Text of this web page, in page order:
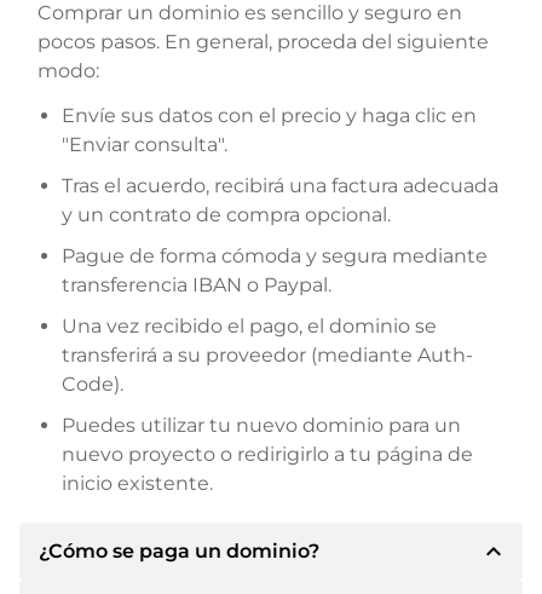
Comprar un dominio es sencillo y seguro en
pocos pasos. En general, proceda del siguiente
modo:
Envíe sus datos con el precio y haga clic en
"Enviar consulta".
Tras el acuerdo, recibirá una factura adecuada
y un contrato de compra opcional.
Pague de forma cómoda y segura mediante
transferencia IBAN o Paypal.
Una vez recibido el pago, el dominio se
transferirá a su proveedor (mediante Auth-
Code).
Puedes utilizar tu nuevo dominio para un
nuevo proyecto o redirigirlo a tu página de
inicio existente.
¿Cómo se paga un dominio? expand_less